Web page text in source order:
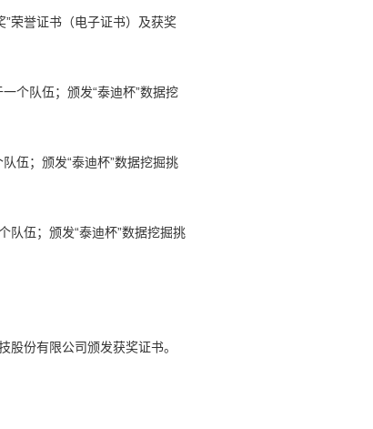
荣誉证书（电子证书）及获奖
个队伍；颁发“泰迪杯”数据挖
伍；颁发“泰迪杯”数据挖掘挑
伍；颁发“泰迪杯”数据挖掘挑
份有限公司颁发获奖证书。